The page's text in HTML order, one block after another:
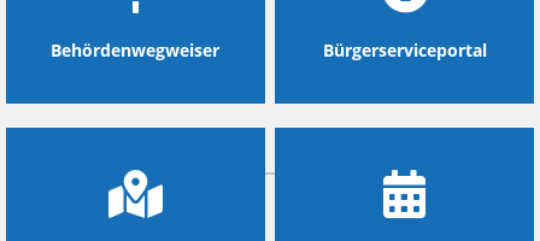
Behördenwegweiser Bürgerserviceportal
Gemeinde Irlbach